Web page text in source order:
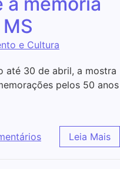
e Cultura
até 30 de abril, a mostra
pelos 50 anos
Leia Mais